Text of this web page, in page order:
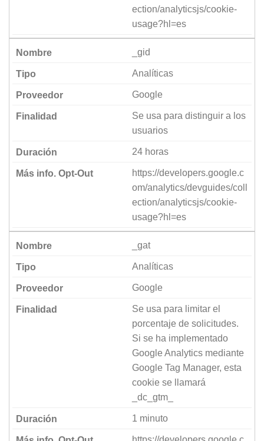
ection/analyticsjs/cookie-
usage?hl=es
_gid
Analíticas
Google
Se usa para distinguir a los
usuarios
24 horas
https://developers.google.c
om/analytics/devguides/coll
ection/analyticsjs/cookie-
usage?hl=es
_gat
Analíticas
Google
Se usa para limitar el
porcentaje de solicitudes.
Si se ha implementado
Google Analytics mediante
Google Tag Manager, esta
cookie se llamará
_dc_gtm_
1 minuto